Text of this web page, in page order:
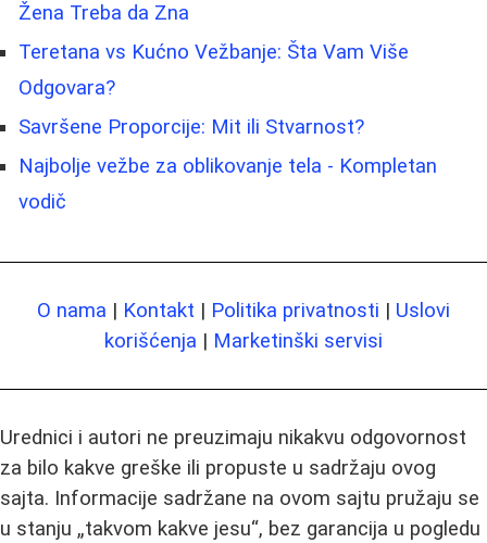
Žena Treba da Zna
Teretana vs Kućno Vežbanje: Šta Vam Više
Odgovara?
Savršene Proporcije: Mit ili Stvarnost?
Najbolje vežbe za oblikovanje tela - Kompletan
vodič
O nama | Kontakt | Politika privatnosti | Uslovi
korišćenja | Marketinški servisi
Urednici i autori ne preuzimaju nikakvu odgovornost
za bilo kakve greške ili propuste u sadržaju ovog
sajta. Informacije sadržane na ovom sajtu pružaju se
u stanju „takvom kakve jesu“, bez garancija u pogledu